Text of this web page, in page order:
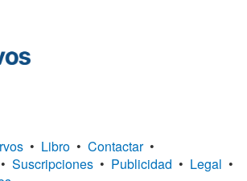
• Libro • Contactar •
• Suscripciones • Publicidad • Legal •